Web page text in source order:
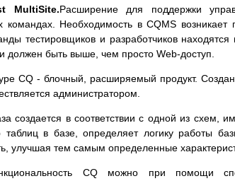
MultiSite.Расширение для поддержки
командах. Необходимость в CQMS
тестировщиков и разработчиков
должен быть выше, чем просто Web-доступ.
CQ - блочный, расширяемый продукт.
администратором.
создается в соответствии с одной из схем,
таблиц в базе, определяет логику работы
улучшая тем самым определенные
CQ можно при помощи